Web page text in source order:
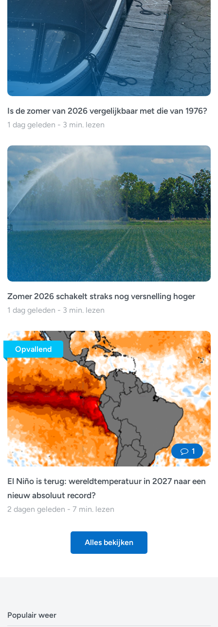
Is de zomer van 2026 vergelijkbaar met die van 1976?
1 dag geleden - 3 min. lezen
Zomer 2026 schakelt straks nog versnelling hoger
1 dag geleden - 3 min. lezen
1
Opvallend
El Niño is terug: wereldtemperatuur in 2027 naar een
nieuw absoluut record?
2 dagen geleden - 7 min. lezen
Alles bekijken
Populair weer